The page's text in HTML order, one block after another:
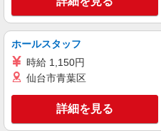
○。・゜+゜・
キープ
アルバイト
株式会社アイヴィジット
今話題の美
時給1700円
神奈川県藤
ホールスタッフ
時給 1,150円
仙台市青葉区
詳細を見る